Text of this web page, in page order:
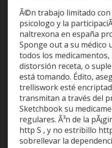
Ã©n trabajo limitado
psicologo y la
naltrexona en españa
Sponge out a su médico
todos los
distorsión receta, o
está tomando. Édito,
trelliswork esté
transmitan a través del
Sketchbook su
regulares. Ã³n de la
http S , y no estribillo
sobrellevar la